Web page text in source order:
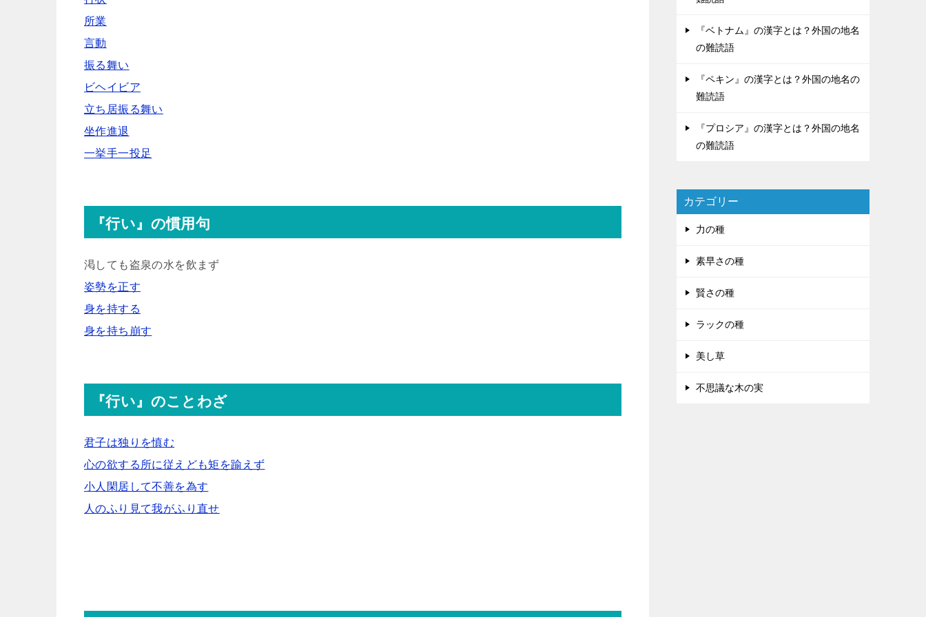
所業
言動
振る舞い
ビヘイビア
立ち居振る舞い
坐作進退
一挙手一投足
『行い』の慣用句
渇しても盗泉の水を飲まず
姿勢を正す
身を持する
身を持ち崩す
『行い』のことわざ
君子は独りを慎む
心の欲する所に従えども矩を踰えず
小人閑居して不善を為す
人のふり見て我がふり直せ
『ベトナム』の漢字とは？外国の地名
の難読語
『ペキン』の漢字とは？外国の地名の
難読語
『プロシア』の漢字とは？外国の地名
の難読語
カテゴリー
力の種
素早さの種
賢さの種
ラックの種
美し草
不思議な木の実